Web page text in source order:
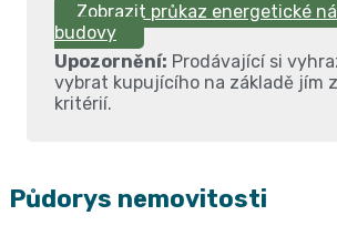
Zobrazit průkaz energetické
budovy
Upozornění: Prodávající si
vybrat kupujícího na základě jím
kritérií.
Půdorys nemovitosti